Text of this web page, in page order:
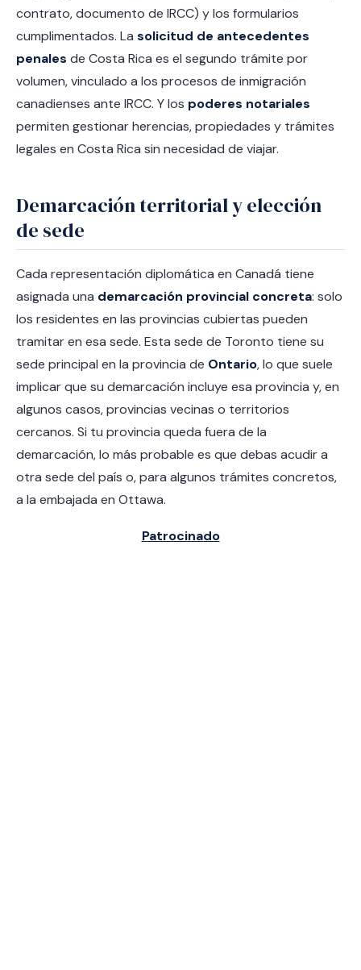
contrato, documento de IRCC) y los formularios
cumplimentados. La solicitud de antecedentes
penales de Costa Rica es el segundo trámite por
volumen, vinculado a los procesos de inmigración
canadienses ante IRCC. Y los poderes notariales
permiten gestionar herencias, propiedades y trámites
legales en Costa Rica sin necesidad de viajar.
Demarcación territorial y elección
de sede
Cada representación diplomática en Canadá tiene
asignada una demarcación provincial concreta: solo
los residentes en las provincias cubiertas pueden
tramitar en esa sede. Esta sede de Toronto tiene su
sede principal en la provincia de Ontario, lo que suele
implicar que su demarcación incluye esa provincia y, en
algunos casos, provincias vecinas o territorios
cercanos. Si tu provincia queda fuera de la
demarcación, lo más probable es que debas acudir a
otra sede del país o, para algunos trámites concretos,
a la embajada en Ottawa.